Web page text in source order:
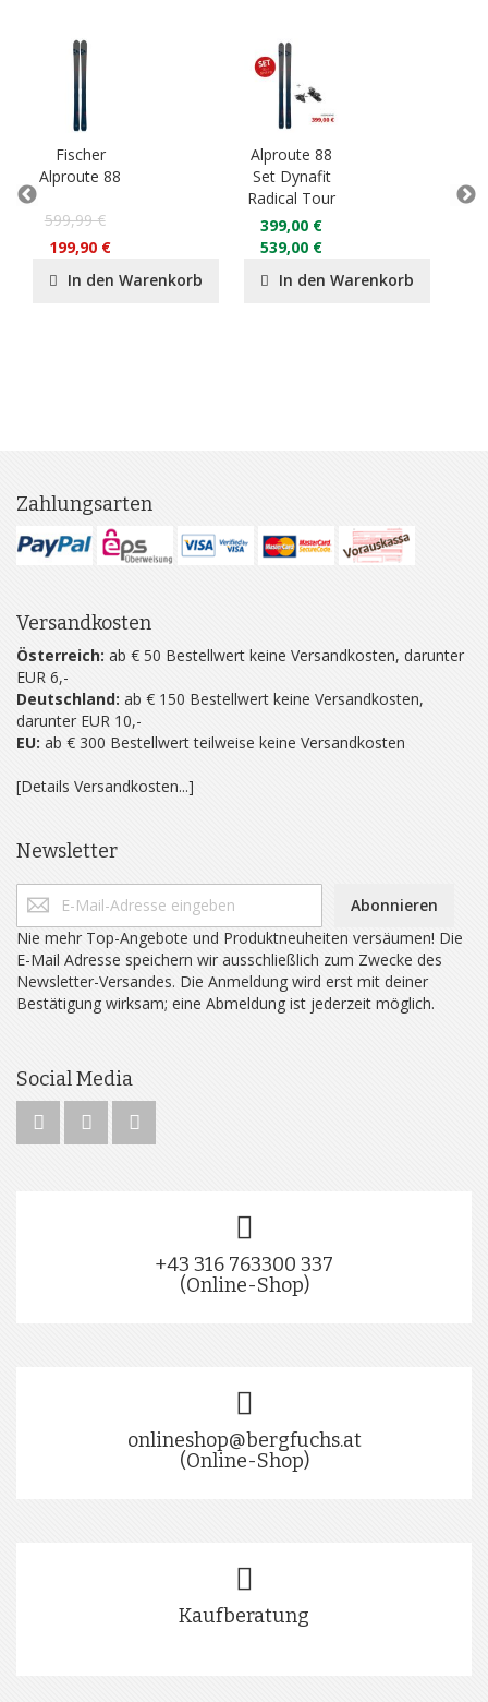
Fischer
Alproute 88
599,99 €
199,90 €
In den Warenkorb
Alproute 88
Set Dynafit
Radical Tour
399,00 €
539,00 €
In den Warenkorb
92
Zahlungsarten
Versandkosten
Österreich: ab € 50 Bestellwert keine Versandkosten, darunter
EUR 6,-
Deutschland: ab € 150 Bestellwert keine Versandkosten,
darunter EUR 10,-
EU: ab € 300 Bestellwert teilweise keine Versandkosten
[Details Versandkosten...]
Newsletter
Abonnieren
Nie mehr Top-Angebote und Produktneuheiten versäumen! Die
E-Mail Adresse speichern wir ausschließlich zum Zwecke des
Newsletter-Versandes. Die Anmeldung wird erst mit deiner
Bestätigung wirksam; eine Abmeldung ist jederzeit möglich.
Social Media
+43 316 763300 337
(Online-Shop)
onlineshop@bergfuchs.at
(Online-Shop)
Kaufberatung